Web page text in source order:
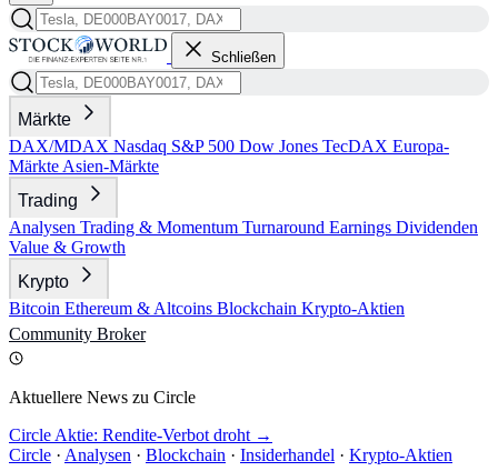
Schließen
Märkte
DAX/MDAX Nasdaq S&P 500 Dow Jones TecDAX Europa-
Märkte Asien-Märkte
Trading
Analysen Trading & Momentum Turnaround Earnings Dividenden
Value & Growth
Krypto
Bitcoin Ethereum & Altcoins Blockchain Krypto-Aktien
Community Broker
Aktuellere News zu Circle
Circle Aktie: Rendite-Verbot droht →
Circle · Analysen · Blockchain · Insiderhandel · Krypto-Aktien